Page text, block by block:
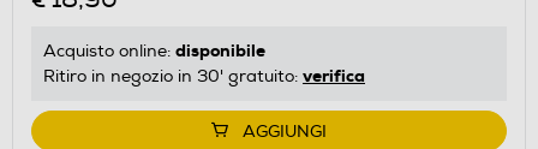
Acquisto online: disponibile
Ritiro in negozio in 30' gratuito: verifica
AGGIUNGI